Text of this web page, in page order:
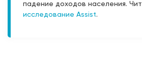
падение доходов населения.
исследование Assist.